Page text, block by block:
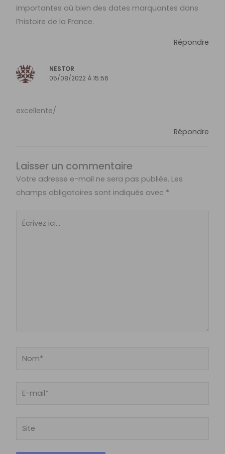
importantes où bien des dates marquantes dans
l’histoire de la France.
Répondre
NESTOR
05/08/2022 À 15:56
excellente/
Répondre
Laisser un commentaire
Votre adresse e-mail ne sera pas publiée. Les
champs obligatoires sont indiqués avec *
Écrivez
Nom*
E-
Site